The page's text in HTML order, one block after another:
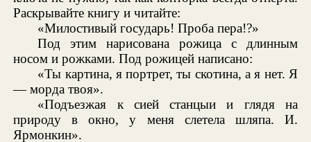
Раскрывайте книгу и читайте:
«Милостивый государь! Проба пера!?»
Под этим нарисована рожица с длинным
носом и рожками. Под рожицей написано:
«Ты картина, я портрет, ты скотина, а я нет. Я
— морда твоя».
«Подъезжая к сией станцыи и глядя на
природу в окно, у меня слетела шляпа. И.
Ярмонкин».